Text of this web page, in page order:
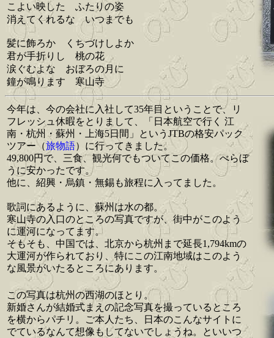
こよい映した ふたりの姿
消えてくれるな いつまでも
髪に飾ろか くちづけしよか
君が手折りし 桃の花
涙ぐむよな おぼろの月に
鐘が鳴ります 寒山寺
今年は、今の会社に入社して35年目ということで、リ
フレッシュ休暇をとりまして、「日本航空で行く 江
南・杭州・蘇州・上海5日間」というJTBの格安パック
ツアー（旅物語）に行ってきました。
49,800円で、三食、観光何でもついてこの価格。べらぼ
うに安かったです。
他に、紹興・烏鎮・無錫も旅程に入ってました。
歌詞にあるように、蘇州は水の都。
寒山寺の入口のところの写真ですが、街中がこのよう
に運河になってます。
そもそも、中国では、北京から杭州まで延長1,794kmの
大運河が作られており、特にこの江南地域はこのよう
な風景がいたるところにあります。
この写真は杭州の西湖のほとり。
新婚さんが結婚式まえの記念写真を撮っているところ
を横からパチリ。ご本人たち、日本のこんなサイトに
でているなんて想像もしてないでしょうね。といいつ